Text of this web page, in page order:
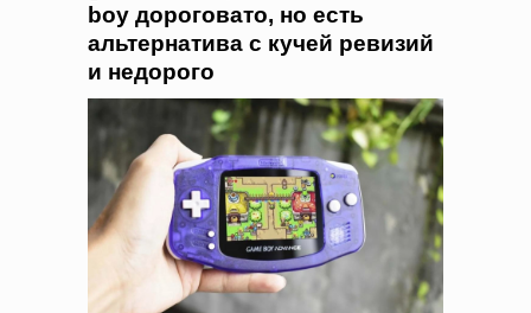
boy дороговато, но есть
альтернатива с кучей ревизий
и недорого